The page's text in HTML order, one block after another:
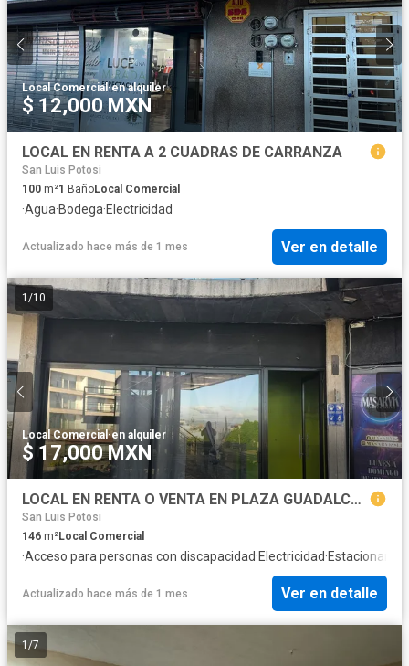
Local Comercial ·en alquiler
$ 12,000 MXN
LOCAL EN RENTA A 2 CUADRAS DE CARRANZA
San Luis Potosi
100 m²1 BañoLocal Comercial
·Agua·Bodega·Electricidad
Actualizado hace más de 1 mes Ver en detalle
1 /10
Local Comercial·en alquiler
$ 17,000 MXN
LOCAL EN RENTA O VENTA EN PLAZA GUADALCAZAR, LOMAS 2 SECCION
San Luis Potosi
146 m²Local Comercial
·Acceso para personas con discapacidad·Electricidad·
Actualizado hace más de 1 mes Ver en detalle
1/7